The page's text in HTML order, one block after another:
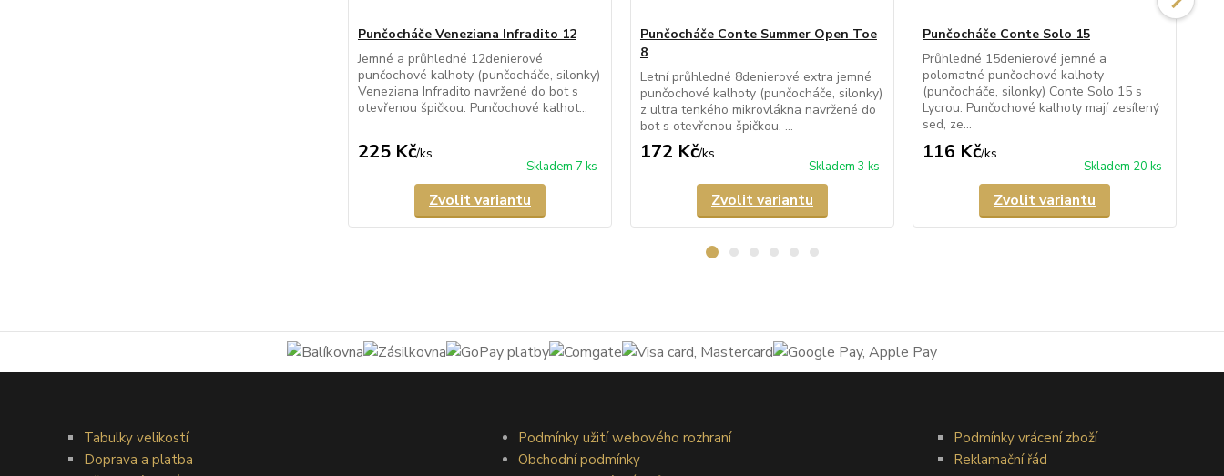
Punčocháče Veneziana Infradito 12
Jemné a průhledné 12denierové
punčochové kalhoty (punčocháče, silonky)
Veneziana Infradito navržené do bot s
otevřenou špičkou. Punčochové kalhot...
225 Kč/ks
Skladem 7 ks
Zvolit variantu
Punčocháče Conte Summer Open Toe
8
Letní průhledné 8denierové extra jemné
punčochové kalhoty (punčocháče, silonky)
z ultra tenkého mikrovlákna navržené do
bot s otevřenou špičkou. ...
172 Kč/ks
Skladem 3 ks
Zvolit variantu
Punčocháče Conte Solo 15
Průhledné 15denierové jemné a
polomatné punčochové kalhoty
(punčocháče, silonky) Conte Solo 15 s
Lycrou. Punčochové kalhoty mají zesílený
sed, ze...
116 Kč/ks
Skladem 20 ks
Zvolit variantu
Tabulky velikostí
Doprava a platba
Podmínky užití webového rozhraní
Obchodní podmínky
Podmínky vrácení zboží
Reklamační řád